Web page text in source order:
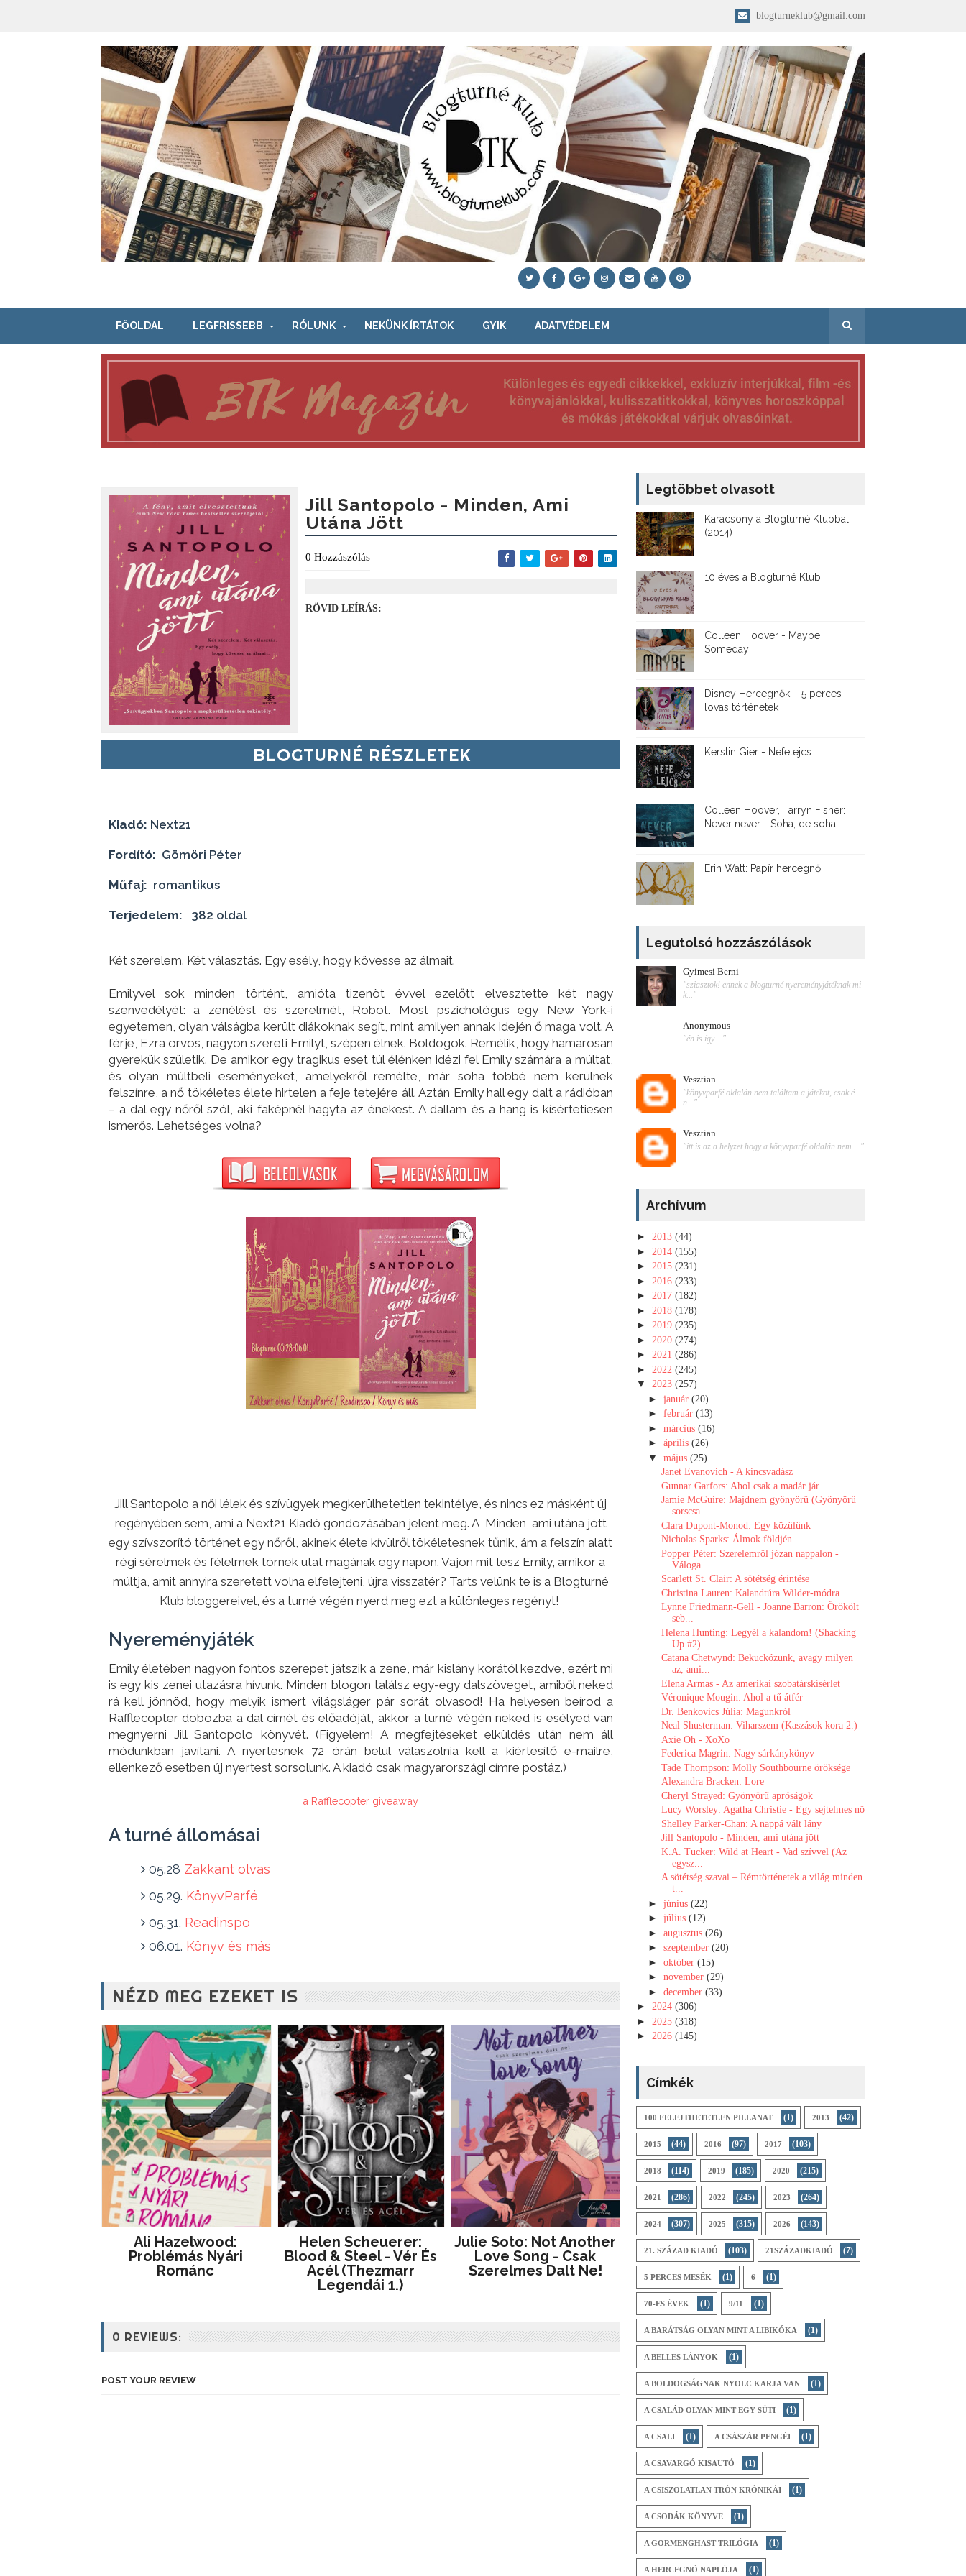
blogturneklub@gmail.com
FŐOLDAL LEGFRISSEBB RÓLUNK NEKÜNK ÍRTÁTOK GYIK ADATVÉDELEM
Jill Santopolo - Minden, Ami
Utána Jött
0 Hozzászólás
RÖVID LEÍRÁS:
BLOGTURNÉ RÉSZLETEK
Kiadó: Next21
Fordító: Gömöri Péter
Műfaj: romantikus
Terjedelem: 382 oldal
Két szerelem. Két választás. Egy esély, hogy kövesse az álmait.
Emilyvel sok minden történt, amióta tizenöt évvel ezelőtt elvesztette két nagy
szenvedélyét: a zenélést és szerelmét, Robot. Most pszichológus egy New York-i
egyetemen, olyan válságba került diákoknak segít, mint amilyen annak idején ő maga volt. A
férje, Ezra orvos, nagyon szereti Emilyt, szépen élnek. Boldogok. Remélik, hogy hamarosan
gyerekük születik. De amikor egy tragikus eset túl élénken idézi fel Emily számára a múltat,
és olyan múltbeli eseményeket, amelyekről remélte, már soha többé nem kerülnek
felszínre, a nő tökéletes élete hirtelen a feje tetejére áll. Aztán Emily hall egy dalt a rádióban
– a dal egy nőről szól, aki faképnél hagyta az énekest. A dallam és a hang is kísértetiesen
ismerős. Lehetséges volna?
Jill Santopolo a női lélek és szívügyek megkerülhetetlen tekintélye, és nincs ez másként új
regényében sem, ami a Next21 Kiadó gondozásában jelent meg. A Minden, ami utána jött
egy szívszorító történet egy nőről, akinek élete kívülről tökéletesnek tűnik, ám a felszín alatt
régi sérelmek és félelmek törnek utat magának egy napon. Vajon mit tesz Emily, amikor a
múltja, amit annyira szeretett volna elfelejteni, újra visszatér? Tarts velünk te is a Blogturné
Klub bloggereivel, és a turné végén nyerd meg ezt a különleges regényt!
Nyereményjáték
Emily életében nagyon fontos szerepet játszik a zene, már kislány korától kezdve, ezért mi
is egy kis zenei utazásra hívunk. Minden blogon találsz egy-egy dalszöveget, amiből neked
rá kell jönnöd, hogy melyik ismert világsláger pár sorát olvasod! Ha helyesen beírod a
Rafflecopter dobozba a dal címét és előadóját, akkor a turné végén neked is esélyed van
megnyerni Jill Santopolo könyvét. (Figyelem! A megfejtéseket elküldés után nem áll
módunkban javítani. A nyertesnek 72 órán belül válaszolnia kell a kiértesítő e-mailre,
ellenkező esetben új nyertest sorsolunk. A kiadó csak magyarországi címre postáz.)
a Rafflecopter giveaway
A turné állomásai
05.28 Zakkant olvas
05.29. KönyvParfé
05.31. Readinspo
06.01. Könyv és más
NÉZD MEG EZEKET IS
Ali Hazelwood:
Problémás ​nyári
Románc
Helen Scheuerer:
Blood & Steel - Vér És
Acél (Thezmarr
Legendái 1.)
Julie Soto: Not Another
Love Song - Csak
Szerelmes Dalt Ne!
0 REVIEWS:
POST YOUR REVIEW
Legtöbbet olvasott
Karácsony a Blogturné Klubbal
(2014)
10 éves a Blogturné Klub
Colleen Hoover - Maybe
Someday
Disney ​Hercegnők – 5 perces
lovas történetek
Kerstin Gier - Nefelejcs
Colleen Hoover, Tarryn Fisher:
Never never - Soha, de soha
Erin Watt: Papír hercegnő
Legutolsó hozzászólások
Gyimesi Berni
"sziasztok! ennek a blogturné nyereményjátéknak mi
k..."
Anonymous
"én is így... "
Vesztian
"könyvparfé oldalán nem találtam a játékot, csak é
n..."
Vesztian
"itt is az a helyzet hogy a könyvparfé oldalán nem ..."
Archívum
► 2013 (44)
► 2014 (155)
► 2015 (231)
► 2016 (233)
► 2017 (182)
► 2018 (178)
► 2019 (235)
► 2020 (274)
► 2021 (286)
► 2022 (245)
▼ 2023 (257)
►január(20)
►február(13)
►március(16)
►április(26)
▼ május(25)
Janet Evanovich - A kincsvadász
Gunnar Garfors: Ahol ​csak a madár jár
Jamie McGuire: Majdnem ​gyönyörű (Gyönyörű
sorscsa...
Clara Dupont-Monod: Egy ​közülünk
Nicholas Sparks: Álmok ​földjén
Popper Péter: Szerelemről ​józan nappalon -
Váloga...
Scarlett St. Clair: A sötétség érintése
Christina Lauren: Kalandtúra Wilder-módra
Lynne Friedmann-Gell - Joanne Barron: Örökölt ​
seb...
Helena Hunting: Legyél a kalandom! (Shacking
Up #2)
Catana Chetwynd: Bekuckózunk, avagy milyen
az, ami...
Elena Armas - Az amerikai szobatárskísérlet
Véronique Mougin: Ahol ​a tű átfér
Dr. Benkovics Júlia: Magunkról
Neal Shusterman: Viharszem (Kaszások kora 2.)
Axie Oh - XoXo
Federica Magrin: Nagy sárkánykönyv
Tade Thompson: Molly ​Southbourne öröksége
Alexandra Bracken: Lore
Cheryl Strayed: Gyönyörű apróságok
Lucy Worsley: Agatha Christie - Egy sejtelmes nő
Shelley Parker-Chan: A ​nappá vált lány
Jill Santopolo - Minden, ami utána jött
K.A. Tucker: Wild at Heart - Vad szívvel (Az
egysz...
A sötétség szavai – Rémtörténetek a világ minden
t...
►június(22)
►július(12)
►augusztus(26)
►szeptember(20)
►október(15)
►november(29)
►december(33)
► 2024 (306)
► 2025 (318)
► 2026 (145)
Címkék
100 FELEJTHETETLEN PILLANAT (1) 2013 (42)
2015 (44) 2016 (97) 2017 (103)
2018 (114) 2019 (185) 2020 (215)
2021 (286) 2022 (245) 2023 (264)
2024 (307) 2025 (315) 2026 (143)
21. SZÁZAD KIADÓ (103) 21SZÁZADKIADÓ (7)
5 PERCES MESÉK (1) 6 (1)
70-ES ÉVEK (1) 9/11 (1)
A BARÁTSÁG OLYAN MINT A LIBIKÓKA (1)
A BELLES LÁNYOK (1)
A BOLDOGSÁGNAK NYOLC KARJA VAN (1)
A CSALÁD OLYAN MINT EGY SÜTI (1)
A CSALI (1) A CSÁSZÁR PENGÉI (1)
A CSAVARGÓ KISAUTÓ (1)
A CSISZOLATLAN TRÓN KRÓNIKÁI (1)
A CSODÁK KÖNYVE (1)
A GORMENGHAST-TRILÓGIA (1)
A HERCEGNŐ NAPLÓJA (1)